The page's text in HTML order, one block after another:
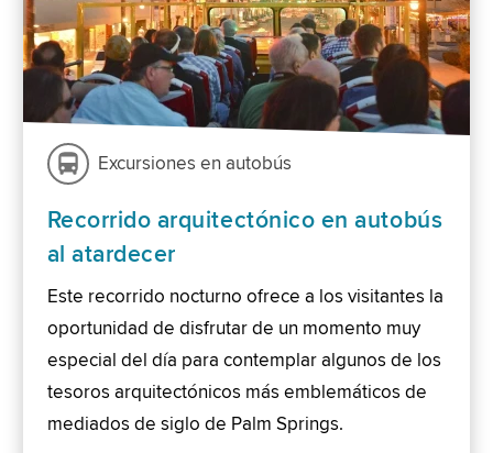
Excursiones en autobús
Recorrido arquitectónico en autobús
al atardecer
Este recorrido nocturno ofrece a los visitantes la
oportunidad de disfrutar de un momento muy
especial del día para contemplar algunos de los
tesoros arquitectónicos más emblemáticos de
mediados de siglo de Palm Springs.